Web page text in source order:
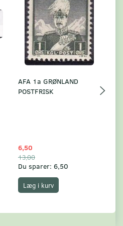
AFA 1a GRØNLAND
POSTFRISK
6,50
13,00
Du sparer: 6,50
Læg i kurv